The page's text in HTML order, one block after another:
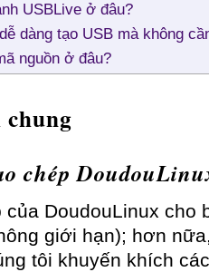
USBLive ở đâu?
dàng tạo USB mà không
nguồn ở đâu?
chung
chép
của DoudouLinux cho
giới hạn); hơn
tôi khuyến khích